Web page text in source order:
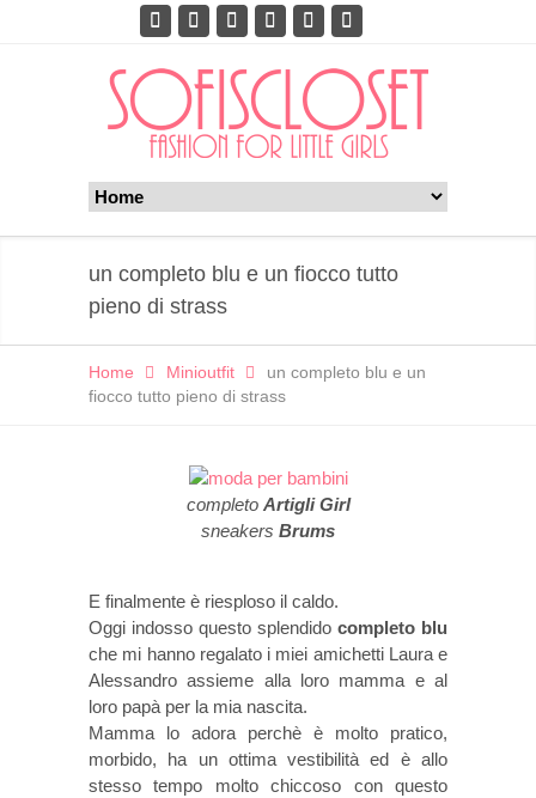
un completo blu e un fiocco tutto
pieno di strass
Home Minioutfit
un completo blu e un
fiocco tutto pieno di strass
completo Artigli Girl
sneakers Brums
E finalmente è riesploso il caldo.
Oggi indosso questo splendido completo blu
che mi hanno regalato i miei amichetti Laura e
Alessandro assieme alla loro mamma e al
loro papà per la mia nascita.
Mamma lo adora perchè è molto pratico,
morbido, ha un ottima vestibilità ed è allo
stesso tempo molto chiccoso con questo